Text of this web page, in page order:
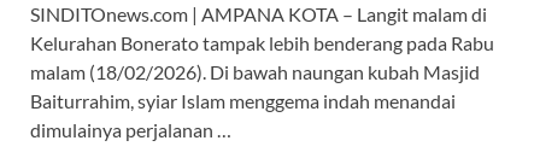
e
b
o
o
at
s
A
p
e
gr
a
m
ail e
a
ds
SINDITOnews.com | AMPANA KOTA – Langit malam di
Kelurahan Bonerato tampak lebih benderang pada Rabu
malam (18/02/2026). Di bawah naungan kubah Masjid
Baiturrahim, syiar Islam menggema indah menandai
dimulainya perjalanan …